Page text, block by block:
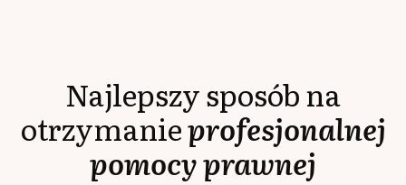
Najlepszy sposób na
otrzymanieprofesjonalnej
pomocy prawnej